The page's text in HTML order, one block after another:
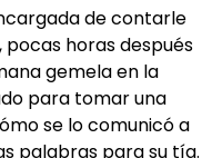
de contarle
horas después
gemela en la
para tomar una
se lo comunicó a
palabras para su tía.